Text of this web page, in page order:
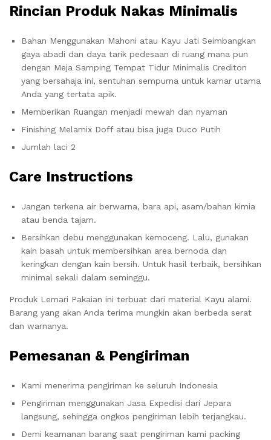
Rincian Produk Nakas Minimalis
Bahan Menggunakan Mahoni atau Kayu Jati Seimbangkan
gaya abadi dan daya tarik pedesaan di ruang mana pun
dengan Meja Samping Tempat Tidur Minimalis Crediton
yang bersahaja ini, sentuhan sempurna untuk kamar utama
Anda yang tertata apik.
Memberikan Ruangan menjadi mewah dan nyaman
Finishing Melamix Doff atau bisa juga Duco Putih
Jumlah laci 2
Care Instructions
Jangan terkena air berwarna, bara api, asam/bahan kimia
atau benda tajam.
Bersihkan debu menggunakan kemoceng. Lalu, gunakan
kain basah untuk membersihkan area bernoda dan
keringkan dengan kain bersih. Untuk hasil terbaik, bersihkan
minimal sekali dalam seminggu.
Produk Lemari Pakaian ini terbuat dari material Kayu alami.
Barang yang akan Anda terima mungkin akan berbeda serat
dan warnanya.
Pemesanan & Pengiriman
Kami menerima pengiriman ke seluruh Indonesia
Pengiriman menggunakan Jasa Expedisi dari Jepara
langsung, sehingga ongkos pengiriman lebih terjangkau.
Demi keamanan barang saat pengiriman kami packing